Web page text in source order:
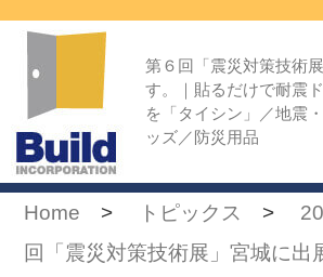
第６回「震災対策技術
す。｜貼るだけで耐震
を「タイシン」／地震
ッズ／防災用品
Home > トピックス >
回「震災対策技術展」宮城に出